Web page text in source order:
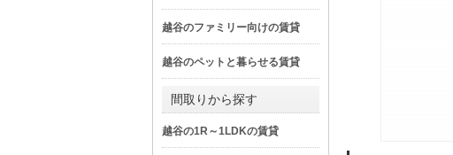
越谷のファミリー向けの賃貸
越谷のペットと暮らせる賃貸
間取りから探す
越谷の1R～1LDKの賃貸